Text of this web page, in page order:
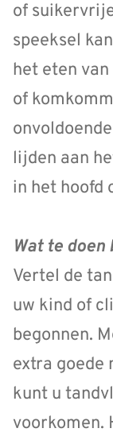
of
speeksel
het eten
of
lijden aan
in het hoofd
Wat te
Vertel de
uw kind of
begonnen.
extra goede
kunt u
voorkomen.